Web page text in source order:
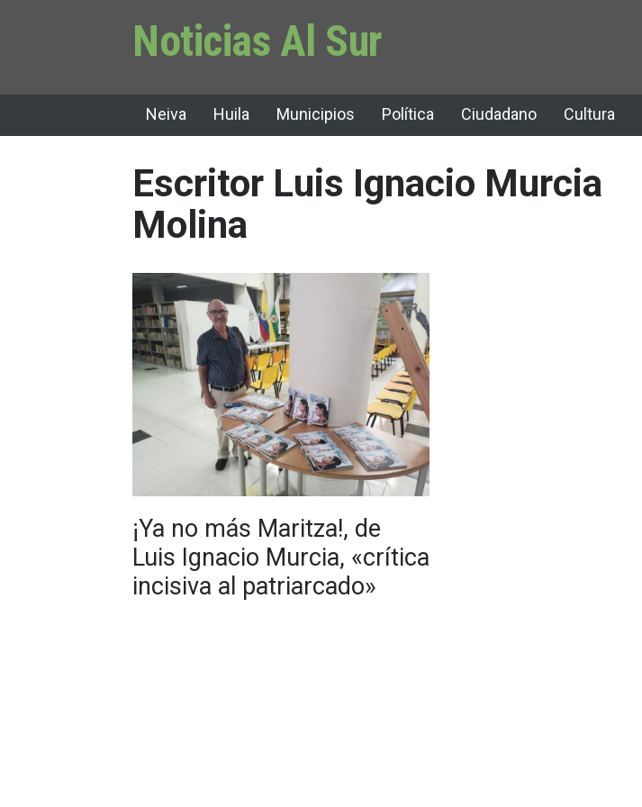
Noticias Al Sur
Neiva Huila Municipios Política Ciudadano Cultura
Escritor Luis Ignacio Murcia
Molina
¡Ya no más Maritza!, de
Luis Ignacio Murcia, «crítica
incisiva al patriarcado»